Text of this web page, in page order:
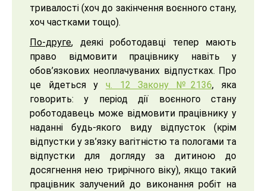
тривалості (хоч до закінчення воєнного стану,
хоч частками тощо).
По-друге, деякі роботодавці тепер мають
право відмовити працівнику навіть у
обов’язкових неоплачуваних відпустках. Про
це йдеться у ч. 12 Закону №2136, яка
говорить: у період дії воєнного стану
роботодавець може відмовити працівнику у
наданні будь-якого виду відпусток (крім
відпустки у зв’язку вагітністю та пологами та
відпустки для догляду за дитиною до
досягнення нею трирічного віку), якщо такий
працівник залучений до виконання робіт на